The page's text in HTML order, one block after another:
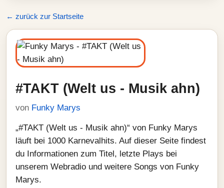
← zurück zur Startseite
#TAKT (Welt us - Musik ahn)
von Funky Marys
„#TAKT (Welt us - Musik ahn)“ von Funky Marys
läuft bei 1000 Karnevalhits. Auf dieser Seite findest
du Informationen zum Titel, letzte Plays bei
unserem Webradio und weitere Songs von Funky
Marys.